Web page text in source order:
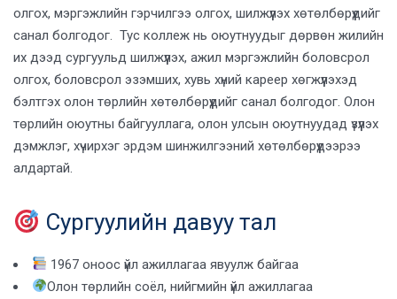
олгох, мэргэжлийн гэрчилгээ олгох, шилжүүлэх хөтөлбөрүүдийг
санал болгодог. Тус коллеж нь оюутнуудыг дөрвөн жилийн
их дээд сургуульд шилжүүлэх, ажил мэргэжлийн боловсрол
олгох, боловсрол эзэмших, хувь хүний кареер хөгжүүлэхэд
бэлтгэх олон төрлийн хөтөлбөрүүдийг санал болгодог. Олон
төрлийн оюутны байгууллага, олон улсын оюутнуудад үзүүлэх
дэмжлэг, хүчирхэг эрдэм шинжилгээний хөтөлбөрүүдээрээ
алдартай.
Сургуулийн давуу тал
1967 оноос үйл ажиллагаа явуулж байгаа
Олон төрлийн соёл, нийгмийн үйл ажиллагаа